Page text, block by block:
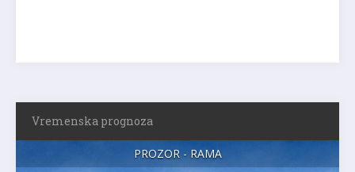
Vremenska prognoza
PROZOR - RAMA